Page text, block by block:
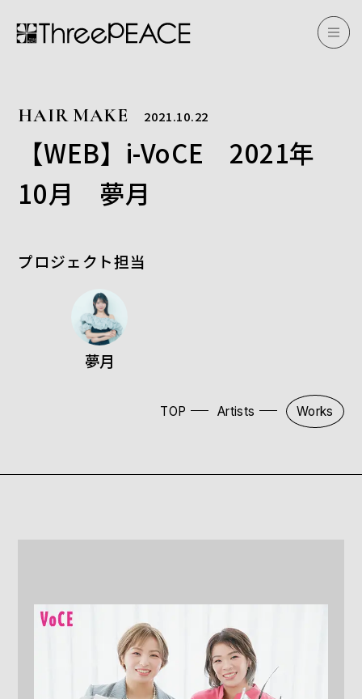
HAIR MAKE 2021.10.22
【WEB】i-VoCE 2021年
10月 夢月
プロジェクト担当
夢月
TOP Artists Works